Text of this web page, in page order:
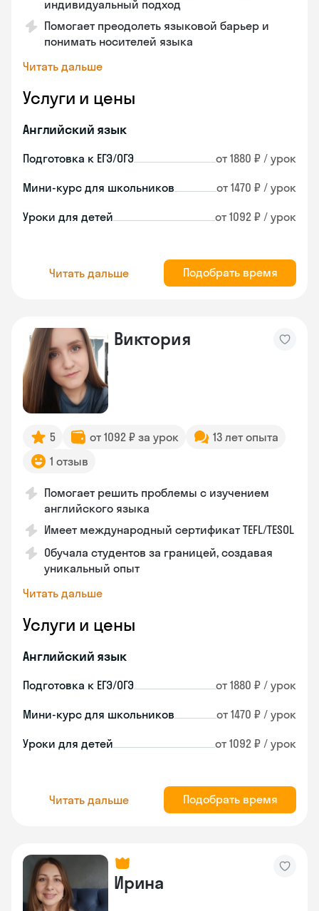
индивидуальный подход
Помогает преодолеть языковой барьер и
понимать носителей языка
Читать дальше
Услуги и цены
Английский язык
Подготовка к ЕГЭ/ОГЭ от 1880 ₽ / урок
Мини-курс для школьников от 1470 ₽ / урок
Уроки для детей от 1092 ₽ / урок
Читать дальше Подобрать время
Виктория
5 от 1092 ₽ за урок
13 лет опыта
1 отзыв
Помогает решить проблемы с изучением
английского языка
Имеет международный сертификат TEFL/TESOL
Обучала студентов за границей, создавая
уникальный опыт
Читать дальше
Услуги и цены
Английский язык
Подготовка к ЕГЭ/ОГЭ от 1880 ₽ / урок
Мини-курс для школьников от 1470 ₽ / урок
Уроки для детей от 1092 ₽ / урок
Читать дальше Подобрать время
Ирина